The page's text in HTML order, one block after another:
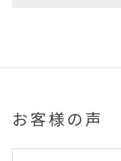
お客様の声